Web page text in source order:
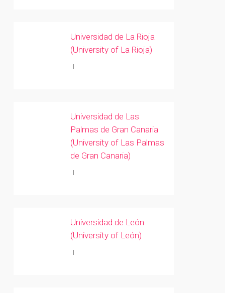
Universidad de La Rioja
(University of La Rioja)
Universidad de Las
Palmas de Gran Canaria
(University of Las Palmas
de Gran Canaria)
Universidad de León
(University of León)